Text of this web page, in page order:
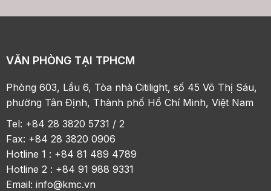
VĂN PHÒNG TẠI TPHCM
Phòng 603, Lầu 6, Tòa nhà Citilight, số 45 Võ Thị Sáu,
phường Tân Định, Thành phố Hồ Chí Minh, Việt Nam
Tel: +84 28 3820 5731 / 2
Fax: +84 28 3820 0906
Hotline 1 : +84 81 489 4789
Hotline 2 : +84 91 988 9331
Email:info@kmc.vn